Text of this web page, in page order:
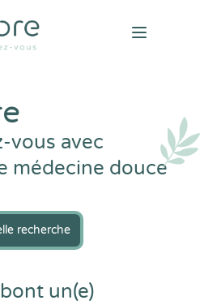
Open
vous avec
médecine douce
recherche
un(e)